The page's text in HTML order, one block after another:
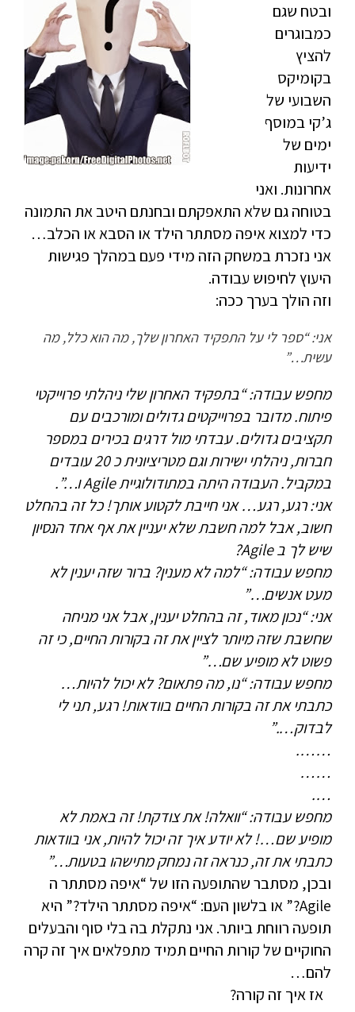
ובטח שגם
כמבוגרים
להציץ
בקומיקס
השבועי של
ג’קי במוסף
ימים של
ידיעות
אחרונות. ואני
בטוחה גם שלא התאפקתם ובחנתם היטב את התמונה
כדי למצוא איפה מסתתר הילד או הסבא או הכלב…
אני נזכרת במשחק הזה מידי פעם במהלך פגישות
היעוץ לחיפוש עבודה.
וזה הולך בערך ככה:
אני: “ספר לי על התפקיד האחרון שלך, מה הוא כלל, מה
עשית…”
מחפש עבודה: “בתפקיד האחרון שלי ניהלתי פרוייקטי
פיתוח. מדובר בפרוייקטים גדולים ומורכבים עם
תקציבים גדולים. עבדתי מול דרגים בכירים במספר
חברות, ניהלתי ישירות וגם מטריציונית כ 20 עובדים
במקביל. העבודה היתה במתודולוגיית Agile ו…”.
אני: רגע, רגע… אני חייבת לקטוע אותך! כל זה בהחלט
חשוב, אבל למה חשבת שלא יעניין את אף אחד הנסיון
שיש לך ב Agile?
מחפש עבודה: “למה לא מענין? ברור שזה יענין לא
מעט אנשים…”
אני: “נכון מאוד, זה בהחלט יענין, אבל אני מניחה
שחשבת שזה מיותר לציין את זה בקורות החיים, כי זה
פשוט לא מופיע שם…”
מחפש עבודה: “נו, מה פתאום? לא יכול להיות…
כתבתי את זה בקורות החיים בוודאות! רגע, תני לי
לבדוק….”
…….
……
….
מחפש עבודה: “וואלה! את צודקת! זה באמת לא
מופיע שם…! לא יודע איך זה יכול להיות, אני בוודאות
כתבתי את זה, כנראה זה נמחק מתישהו בטעות…”
ובכן, מסתבר שהתופעה הזו של “איפה מסתתר ה
Agile?” או בלשון העם: “איפה מסתתר הילד?” היא
תופעה רווחת ביותר. אני נתקלת בה בלי סוף והבעלים
החוקיים של קורות החיים תמיד מתפלאים איך זה קרה
להם…
אז איך זה קורה?